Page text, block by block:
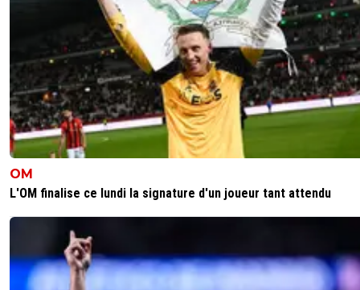
OM
L'OM finalise ce lundi la signature d'un joueur tant attendu